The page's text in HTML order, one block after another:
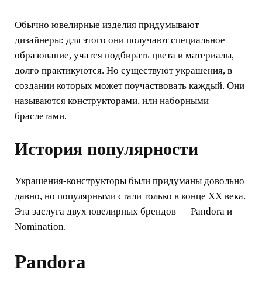
Обычно ювелирные изделия придумывают
дизайнеры: для этого они получают специальное
образование, учатся подбирать цвета и материалы,
долго практикуются. Но существуют украшения, в
создании которых может поучаствовать каждый. Они
называются конструкторами, или наборными
браслетами.
История популярности
Украшения-конструкторы были придуманы довольно
давно, но популярными стали только в конце ХХ века.
Эта заслуга двух ювелирных брендов — Pandora и
Nomination.
Pandora